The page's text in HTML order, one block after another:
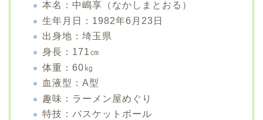
本名：中嶋享（なかしまとおる）
生年月日：1982年6月23日
出身地：埼玉県
身長：171㎝
体重：60㎏
血液型：A型
趣味：ラーメン屋めぐり
特技：バスケットボール